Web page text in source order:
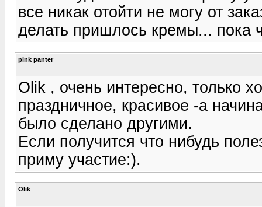
все никак отойти не могу от
делать пришлось кремы... пока
pink panter
Olik , очень интересно, только
праздничное, красивое -а
было сделано другими.
Если получится что нибудь
приму участие:).
Olik